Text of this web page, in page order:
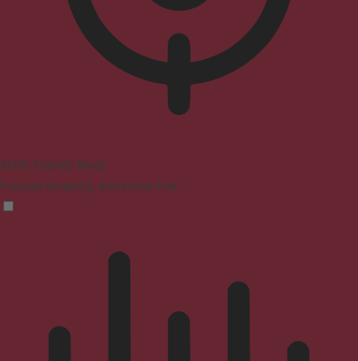
ADHD Friendly Mode
Focused browsing, distraction-free